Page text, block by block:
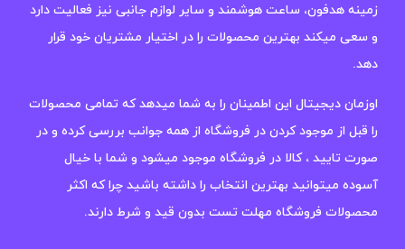
زمینه هدفون، ساعت هوشمند و سایر لوازم جانبی نیز فعالیت دارد
و سعی میکند بهترین محصولات را در اختیار مشتریان خود قرار
دهد.
اوزمان دیجیتال این اطمینان را به شما میدهد که تمامی محصولات
را قبل از موجود کردن در فروشگاه از همه جوانب بررسی کرده و در
صورت تایید ، کالا در فروشگاه موجود میشود و شما با خیال
آسوده میتوانید بهترین انتخاب را داشته باشید چرا که اکثر
محصولات فروشگاه مهلت تست بدون قید و شرط دارند.